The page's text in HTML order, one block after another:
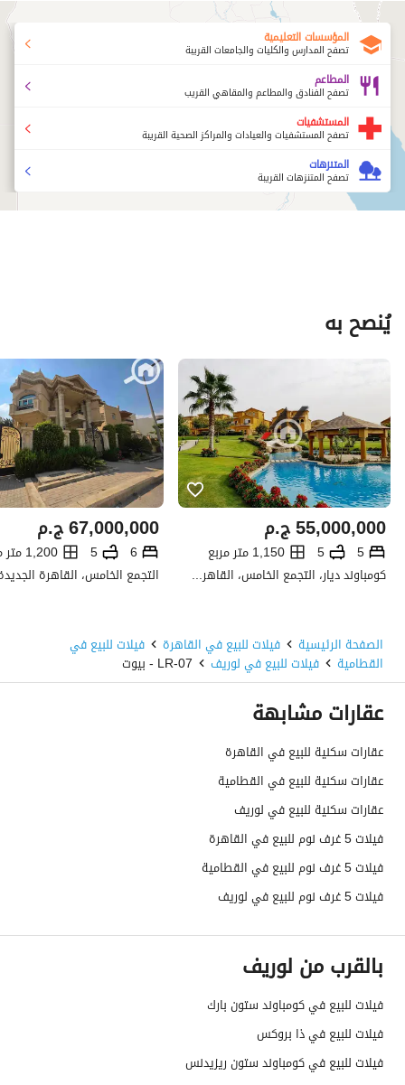
المؤسسات التعليمية
تصفح المدارس والكليات والجامعات القريبة
المطاعم
تصفح الفنادق والمطاعم والمقاهي القريب
المستشفيات
تصفح المستشفيات والعيادات والمراكز الصحية القريبة
المتنزهات
تصفح المتنزهات القريبة
يُنصح به
ج.م55,000,000
5
5
1,150 متر مربع
كومباوند ديار، التجمع الخامس، القاهرة الجديدة، القاهرة
ج.م67,000,000
6
5 1,200 متر مربع
الصفحة الرئيسية فيلات للبيع في القاهرة فيلات للبيع في
القطامية فيلات للبيع في لوريف LR-07 - بيوت
عقارات مشابهة
عقارات سكنية للبيع في القاهرة
عقارات سكنية للبيع في القطامية
عقارات سكنية للبيع في لوريف
فيلات 5 غرف نوم للبيع في القاهرة
فيلات 5 غرف نوم للبيع في القطامية
فيلات 5 غرف نوم للبيع في لوريف
بالقرب من لوريف
فيلات للبيع في كومباوند ستون بارك
فيلات للبيع في ذا بروكس
فيلات للبيع في كومباوند ستون ريزيدنس